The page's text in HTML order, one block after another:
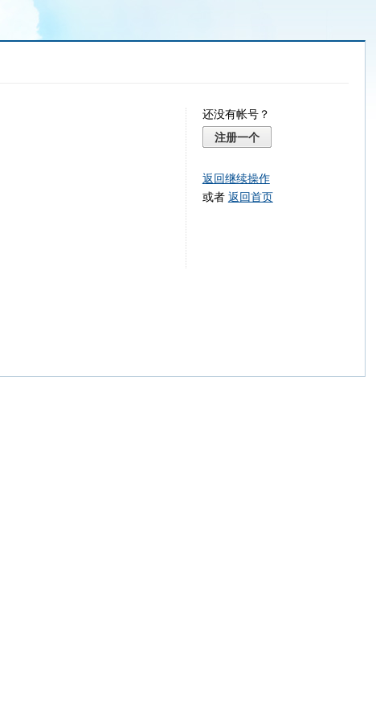
还没有帐号？
注册一个
返回继续操作
或者 返回首页